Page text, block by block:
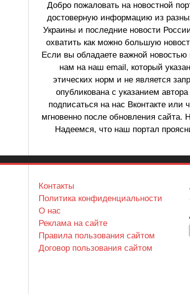
Добро пожаловать на новостной
достоверную информацию из
Украины и последние новости
охватить как можно большую
Если вы обладаете важной
нам на наш email, который
этических норм и не является
опубликована с указанием
подписаться на нас Вконтакте
мгновенно после обновления сайта.
Надеемся, что наш портал
Контакты
Политика конфиденциальности
О нас
Реклама на сайте
Правила пользования сайтом
Договор пользования сайтом